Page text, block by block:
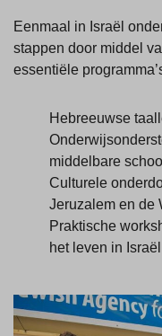
Eenmaal in Israël
stappen door middel
essentiële
Hebreeuwse
middelbare
Culturele
Jeruzalem en de
Praktische
het leven in Israël